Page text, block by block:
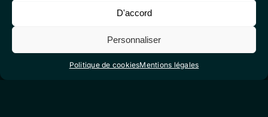
D'accord
Personnaliser
Politique de cookiesMentions légales
à propos